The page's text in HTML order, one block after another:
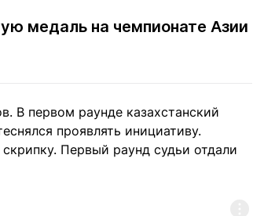
Мы в социальных сетях
медаль на чемпионате Азии
В первом раунде казахстанский
проявлять инициативу.
Первый раунд судьи отдали